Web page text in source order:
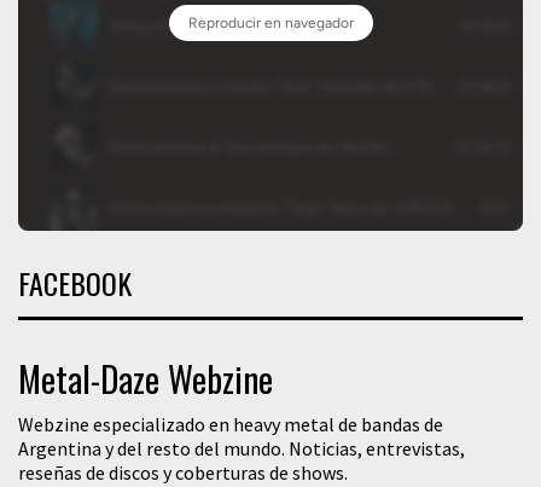
FACEBOOK
Metal-Daze Webzine
Webzine especializado en heavy metal de bandas de
Argentina y del resto del mundo. Noticias, entrevistas,
reseñas de discos y coberturas de shows.